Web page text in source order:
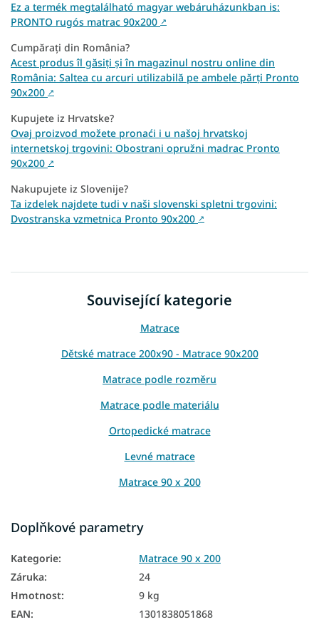
Ez a termék megtalálható magyar webáruházunkban is:
PRONTO rugós matrac 90x200 ↗
Cumpărați din România?
Acest produs îl găsiți și în magazinul nostru online din
România: Saltea cu arcuri utilizabilă pe ambele părți Pronto
90x200 ↗
Kupujete iz Hrvatske?
Ovaj proizvod možete pronaći i u našoj hrvatskoj
internetskoj trgovini: Obostrani opružni madrac Pronto
90x200 ↗
Nakupujete iz Slovenije?
Ta izdelek najdete tudi v naši slovenski spletni trgovini:
Dvostranska vzmetnica Pronto 90x200 ↗
Související kategorie
Matrace
Dětské matrace 200x90 - Matrace 90x200
Matrace podle rozměru
Matrace podle materiálu
Ortopedické matrace
Levné matrace
Matrace 90 x 200
Matrace podle výšky
Matrace podle nosnosti
Matrace Aloe Vera
Bonellové matrace
Doplňkové parametry
Kategorie:
Matrace 90 x 200
Záruka:
24
Hmotnost:
9 kg
EAN:
1301838051868